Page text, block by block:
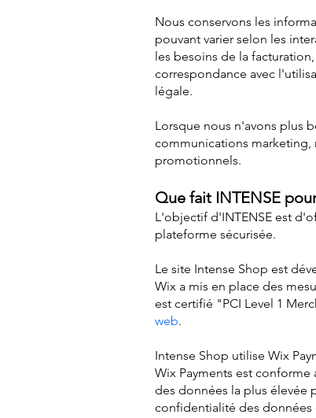
Nous conservons les
pouvant varier selon les
les besoins de la
correspondance avec
légale.
Lorsque nous n'avons plus
communications marketing,
promotionnels.
Que fait INTENSE
L'objectif d'INTENSE est
plateforme sécurisée.
Le site Intense Shop est
Wix a mis en place des
est certifié "PCI Level 1
web.
Intense Shop utilise Wix
Wix Payments est conforme
des données la plus élevée
confidentialité des données